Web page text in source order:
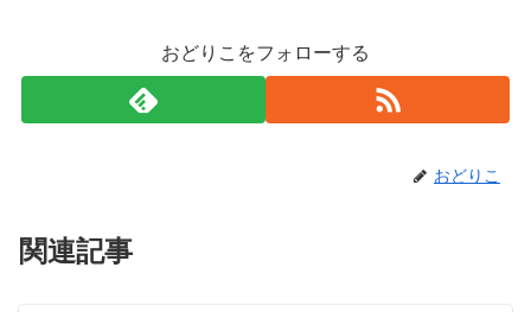
おどりこをフォローする
おどりこ
関連記事